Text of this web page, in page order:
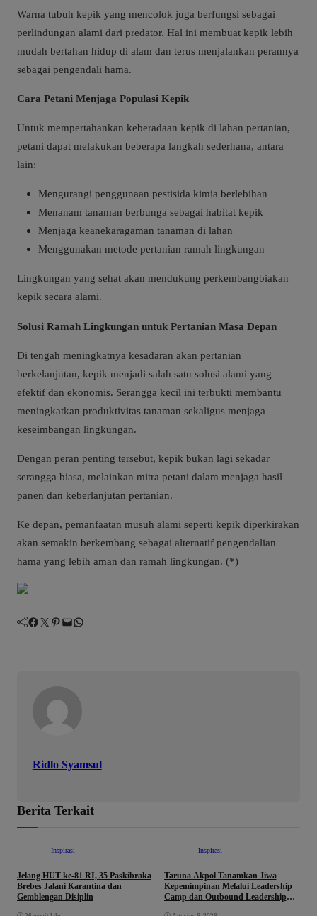
Warna tubuh kepik yang mencolok juga berfungsi sebagai
perlindungan alami dari predator. Hal ini membuat kepik lebih
mudah bertahan hidup di alam dan terus menjalankan perannya
sebagai pengendali hama.
Cara Petani Menjaga Populasi Kepik
Untuk mempertahankan keberadaan kepik di lahan pertanian,
petani dapat melakukan beberapa langkah sederhana, antara
lain:
Mengurangi penggunaan pestisida kimia berlebihan
Menanam tanaman berbunga sebagai habitat kepik
Menjaga keanekaragaman tanaman di lahan
Menggunakan metode pertanian ramah lingkungan
Lingkungan yang sehat akan mendukung perkembangbiakan
kepik secara alami.
Solusi Ramah Lingkungan untuk Pertanian Masa Depan
Di tengah meningkatnya kesadaran akan pertanian
berkelanjutan, kepik menjadi salah satu solusi alami yang
efektif dan ekonomis. Serangga kecil ini terbukti membantu
meningkatkan produktivitas tanaman sekaligus menjaga
keseimbangan lingkungan.
Dengan peran penting tersebut, kepik bukan lagi sekadar
serangga biasa, melainkan mitra petani dalam menjaga hasil
panen dan keberlanjutan pertanian.
Ke depan, pemanfaatan musuh alami seperti kepik diperkirakan
akan semakin berkembang sebagai alternatif pengendalian
hama yang lebih aman dan ramah lingkungan. (*)
Facebook Twitter Pinterest Mail WhatsApp
Ridlo Syamsul
Berita Terkait
Inspirasi
Jelang HUT ke-81 RI, 35 Paskibraka
Brebes Jalani Karantina dan
Gemblengan Disiplin
Inspirasi
Taruna Akpol Tanamkan Jiwa
Kepemimpinan Melalui Leadership
Camp dan Outbound Leadership